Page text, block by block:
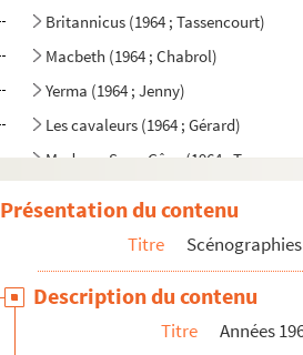
Britannicus (1964 ; Tassencourt)
Macbeth (1964 ; Chabrol)
Yerma (1964 ; Jenny)
Les cavaleurs (1964 ; Gérard)
Madame Sans-Gêne (1964 ;
Knock (1965 ; Tassencourt)
Le misanthrope (1965 ; Cochet)
Présentation du contenu
Titre
Description du contenu
Titre Années